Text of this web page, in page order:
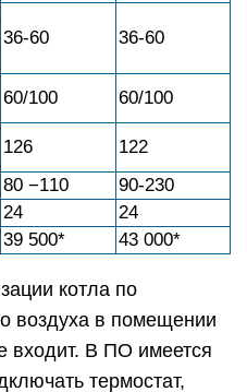
36-60 36-60
60/100 60/100
126
122
80 −110
90-230
24
24
39 500* 43 000*
котла по
воздуха в помещении
входит. В ПО имеется
термостат,